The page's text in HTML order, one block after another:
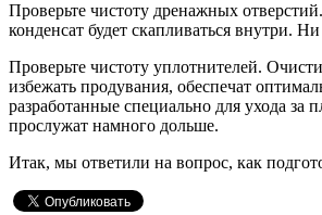
Проверьте чистоту дренажных
конденсат будет скапливаться внутри.
Проверьте чистоту уплотнителей.
избежать продувания, обеспечат
разработанные специально для ухода
прослужат намного дольше.
Итак, мы ответили на вопрос, как